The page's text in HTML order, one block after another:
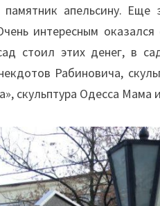
апельсину. Еще
интересным
стоил этих денег, в
Рабиновича,
скульптура Одесса